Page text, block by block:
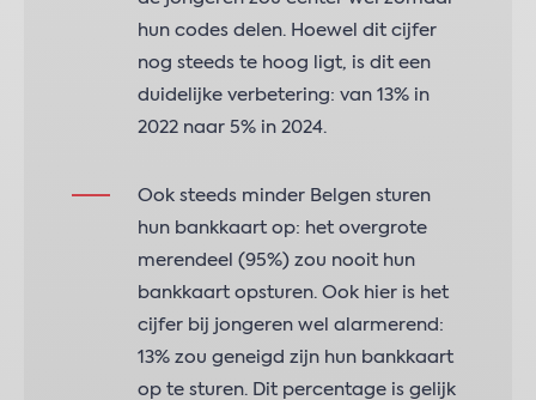
hun codes delen. Hoewel dit cijfer
nog steeds te hoog ligt, is dit een
duidelijke verbetering: van 13% in
2022 naar 5% in 2024.
Ook steeds minder Belgen sturen
hun bankkaart op: het overgrote
merendeel (95%) zou nooit hun
bankkaart opsturen. Ook hier is het
cijfer bij jongeren wel alarmerend:
13% zou geneigd zijn hun bankkaart
op te sturen. Dit percentage is gelijk